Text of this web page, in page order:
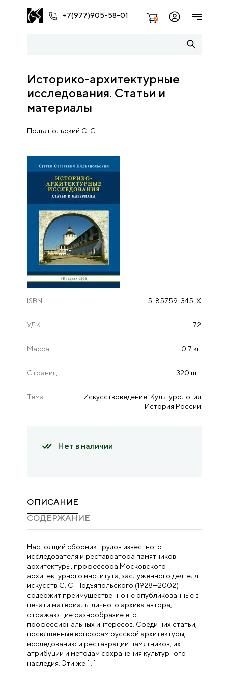
+7(977)905-58-01 2
Историко-архитектурные
исследования. Статьи и
материалы
Подъяпольский С. С.
ISBN 5-85759-345-Х
УДК 72
Масса 0.7 кг.
Страниц 320 шт.
Тема
Искусствоведение. Культурология
История России
Нет в наличии
ОПИСАНИЕ
CОДЕРЖАНИЕ
Настоящий сборник трудов известного
исследователя и реставратора памятников
архитектуры, профессора Московского
архитектурного института, заслуженного деятеля
искусств С. С. Подъяпольского (1928—2002)
содержит преимущественно не опубликованные в
печати материалы личного архива автора,
отражающие разнообразие его
профессиональных интересов. Среди них статьи,
посвященные вопросам русской архитектуры,
исследованию и реставрации памятников, их
атрибуции и методам сохранения культурного
наследия. Эти же […]